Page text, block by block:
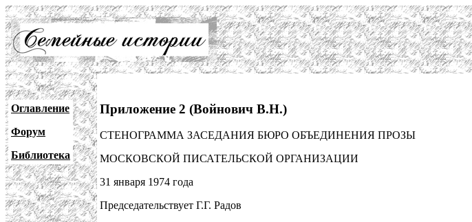
Оглавление
Форум
Библиотека
Приложение 2 (Войнович В.Н.)
СТЕНОГРАММА ЗАСЕДАНИЯ БЮРО ОБЪЕДИНЕНИЯ ПРОЗЫ
МОСКОВСКОЙ ПИСАТЕЛЬСКОЙ ОРГАНИЗАЦИИ
31 января 1974 года
Председательствует Г.Г. Радов